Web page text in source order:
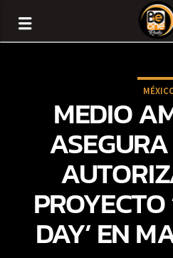
MEDIO
PROYECTO
DAY’ EN